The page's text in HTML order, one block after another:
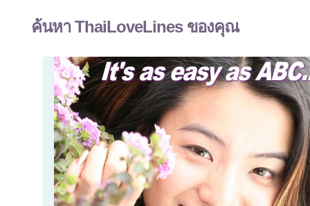
ภาษาเยอรมัน
ภาษาดัทช์
ภาษาฝรั่งเศส
ภาษาสเปน
ค้นหา ThaiLoveLines ของคุณ